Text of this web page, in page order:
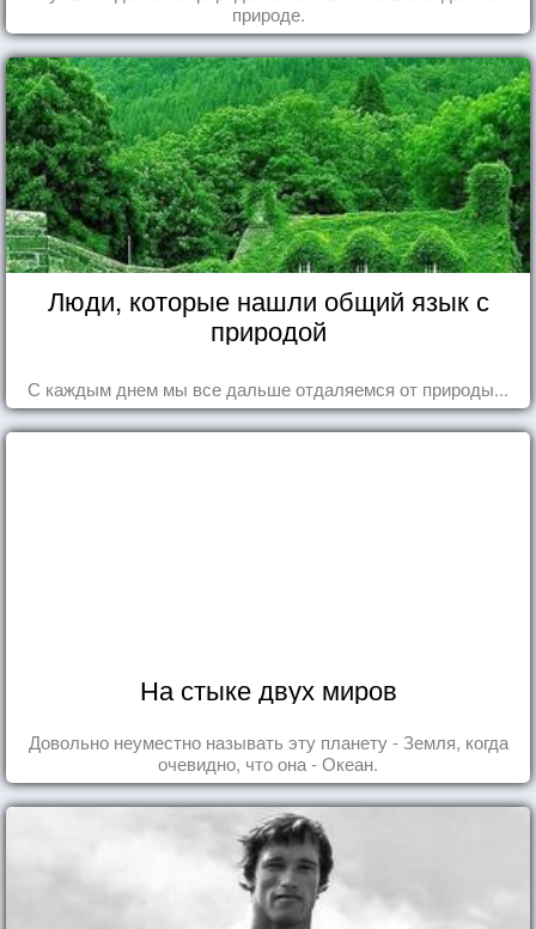
природе.
Люди, которые нашли общий язык с
природой
С каждым днем мы все дальше отдаляемся от природы...
На стыке двух миров
Довольно неуместно называть эту планету - Земля, когда
очевидно, что она - Океан.